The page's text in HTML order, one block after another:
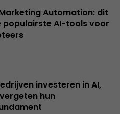
Automation: dit
populairste AI-tools voor
investeren in AI,
hun